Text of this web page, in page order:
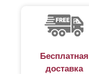
Бесплатная
доставка